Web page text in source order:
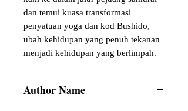
dan temui kuasa transformasi
penyatuan yoga dan kod Bushido,
ubah kehidupan yang penuh tekanan
menjadi kehidupan yang berlimpah.
Author Name